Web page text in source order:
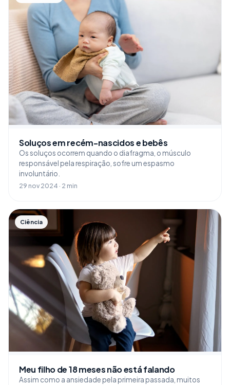
Soluços em recém-nascidos e bebês
Os soluços ocorrem quando o diafragma, o músculo
responsável pela respiração, sofre um espasmo
involuntário.
29 nov 2024 · 2 min
Ciência
Meu filho de 18 meses não está falando
Assim como a ansiedade pela primeira passada, muitos